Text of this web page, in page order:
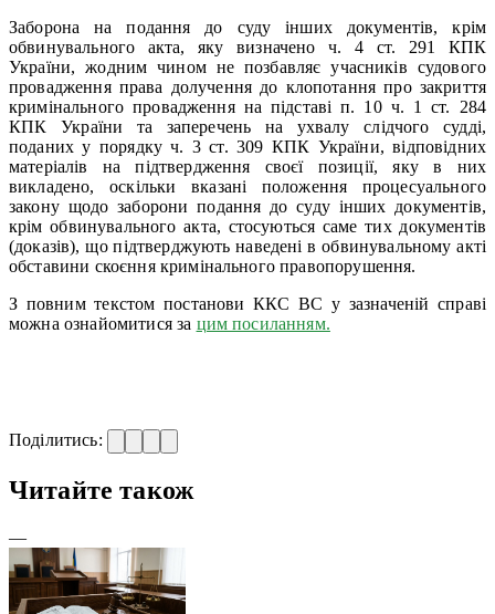
Заборона на подання до суду інших документів, крім
обвинувального акта, яку визначено ч. 4 ст. 291 КПК
України, жодним чином не позбавляє учасників судового
провадження права долучення до клопотання про закриття
кримінального провадження на підставі п. 10 ч. 1 ст. 284
КПК України та заперечень на ухвалу слідчого судді,
поданих у порядку ч. 3 ст. 309 КПК України, відповідних
матеріалів на підтвердження своєї позиції, яку в них
викладено, оскільки вказані положення процесуального
закону щодо заборони подання до суду інших документів,
крім обвинувального акта, стосуються саме тих документів
(доказів), що підтверджують наведені в обвинувальному акті
обставини скоєння кримінального правопорушення.
З повним текстом постанови ККС ВС у зазначеній справі
можна ознайомитися за цим посиланням.
Поділитись:
Читайте також
—